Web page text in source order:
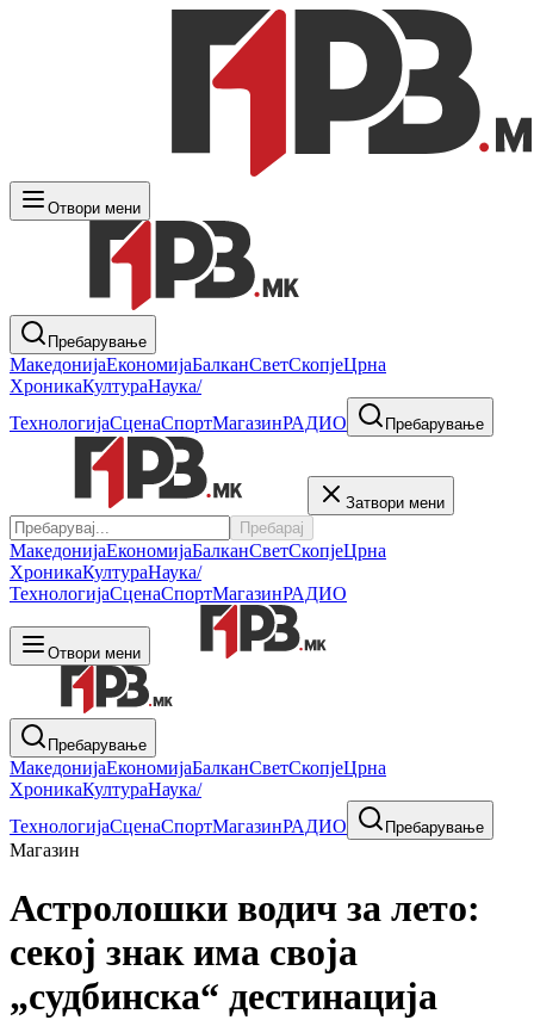
Отвори мени
Пребарување
МакедонијаЕкономијаБалканСветСкопјеЦрна
ХроникаКултураНаука/
ТехнологијаСценаСпортМагазинРАДИО Пребарување
Затвори мени
Пребарај
МакедонијаЕкономијаБалканСветСкопјеЦрна
ХроникаКултураНаука/
ТехнологијаСценаСпортМагазинРАДИО
Отвори мени
Пребарување
МакедонијаЕкономијаБалканСветСкопјеЦрна
ХроникаКултураНаука/
ТехнологијаСценаСпортМагазинРАДИО Пребарување
Магазин
Астролошки водич за лето:
секој знак има своја
„судбинска“ дестинација